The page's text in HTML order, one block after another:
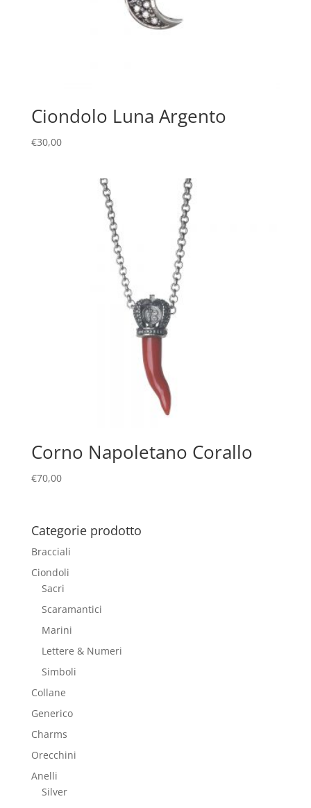
Ciondolo Luna Argento
€30,00
Corno Napoletano Corallo
€70,00
Categorie prodotto
Bracciali
Ciondoli
Sacri
Scaramantici
Marini
Lettere & Numeri
Simboli
Collane
Generico
Charms
Orecchini
Anelli
Silver